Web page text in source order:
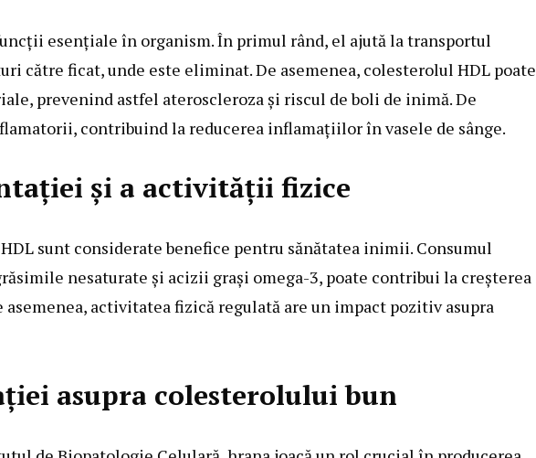
esențiale în organism. În primul rând, el ajută la transportul
către ficat, unde este eliminat. De asemenea, colesterolul HDL poate
prevenind astfel ateroscleroza și riscul de boli de inimă. De
contribuind la reducerea inflamațiilor în vasele de sânge.
și a activității fizice
sunt considerate benefice pentru sănătatea inimii. Consumul
nesaturate și acizii grași omega-3, poate contribui la creșterea
activitatea fizică regulată are un impact pozitiv asupra
asupra colesterolului bun